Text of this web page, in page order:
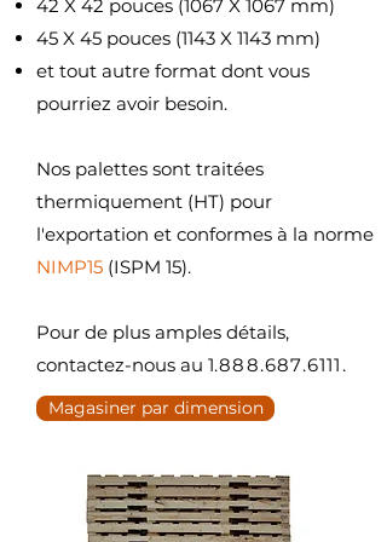
42 X 42 pouces (1067 X 1067 mm)
45 X 45 pouces (1143 X 1143 mm)
et tout autre format dont vous
pourriez avoir besoin.
Nos palettes sont traitées
thermiquement (HT) pour
l'exportation et conformes à la norme
NIMP15 (ISPM 15).
Pour de plus amples détails,
contactez-nous au 1.888.687.6111.
Magasiner par dimension